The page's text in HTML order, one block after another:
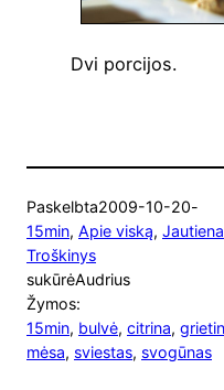
Dvi por­ci­jos.
Paskelbta2009-10-20-
15min, Apie viską, Jautiena
Troškinys
sukūrėAudrius
Žymos:
15min, bulvė, citrina,
mėsa, sviestas, svogūnas